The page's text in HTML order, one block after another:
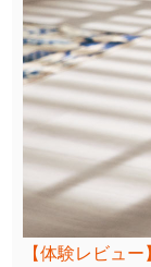
【体験レビュ